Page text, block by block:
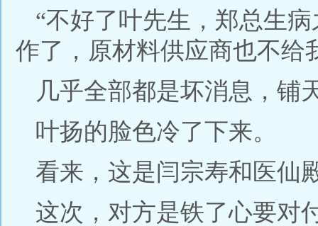
“不好了叶先生，郑总生
作了，原材料供应商也不
几乎全部都是坏消息，铺
叶扬的脸色冷了下来。
看来，这是闫宗寿和医仙
这次，对方是铁了心要对